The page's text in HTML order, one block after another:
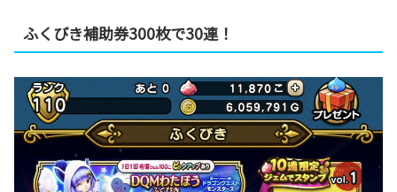
ふくびき補助券300枚で30連！